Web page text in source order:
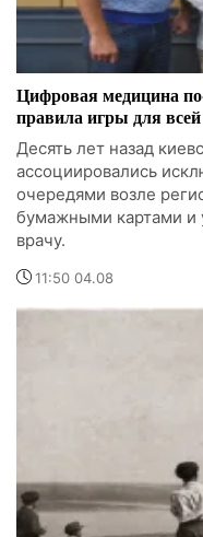
Цифровая медицина
правила игры для
Десять лет назад
ассоциировались
очередями возле
бумажными картами и
врачу.
11:50 04.08